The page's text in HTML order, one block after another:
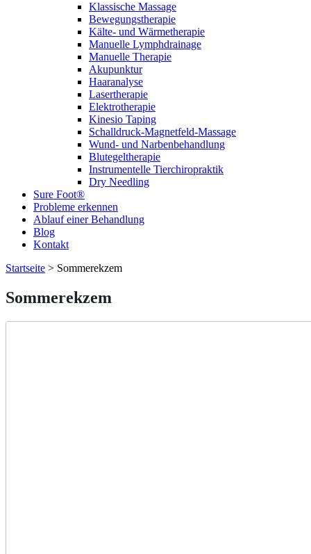
Klassische Massage
Bewegungstherapie
Kälte- und Wärmetherapie
Manuelle Lymphdrainage
Manuelle Therapie
Akupunktur
Haaranalyse
Lasertherapie
Elektrotherapie
Kinesio Taping
Schalldruck-Magnetfeld-Massage
Wund- und Narbenbehandlung
Blutegeltherapie
Instrumentelle Tierchiropraktik
Dry Needling
Sure Foot®
Probleme erkennen
Ablauf einer Behandlung
Blog
Kontakt
Startseite > Sommerekzem
Sommerekzem